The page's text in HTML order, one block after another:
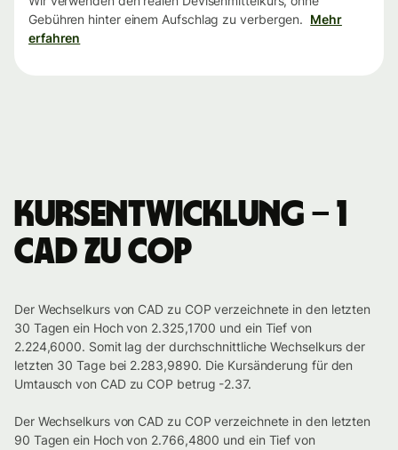
Gebühren hinter einem Aufschlag zu verbergen. Mehr
erfahren
Kursentwicklung – 1
CAD zu COP
Der Wechselkurs von CAD zu COP verzeichnete in den letzten
30 Tagen ein Hoch von 2.325,1700 und ein Tief von
2.224,6000. Somit lag der durchschnittliche Wechselkurs der
letzten 30 Tage bei 2.283,9890. Die Kursänderung für den
Umtausch von CAD zu COP betrug -2.37.
Der Wechselkurs von CAD zu COP verzeichnete in den letzten
90 Tagen ein Hoch von 2.766,4800 und ein Tief von